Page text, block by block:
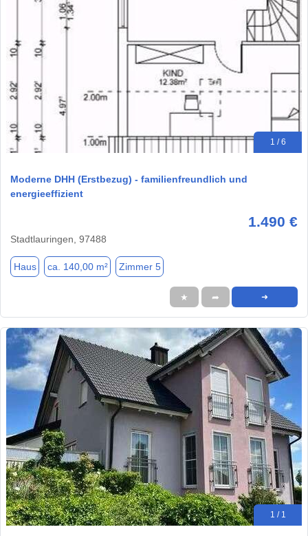
1 / 6
Moderne DHH (Erstbezug) - familienfreundlich und
energieeffizient
1.490 €
Stadtlauringen, 97488
Haus ca. 140,00 m² Zimmer 5
★ ➦ ➜
1 / 1